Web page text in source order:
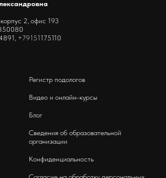
корпус 2, офис 193
+79151175110
Регистр подологов
Видео и онлайн-курсы
Блог
Сведения об образовательной
организации
Конфиденциальность